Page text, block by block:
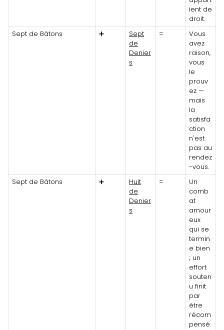
ient de
droit.
Sept de Bâtons
➕
Sept
de
Denier
s
=
Vous
avez
raison,
vous
le
prouv
ez —
mais
la
satisfa
ction
n'est
pas au
rendez
-vous.
Sept de Bâtons
➕
Huit
de
Denier
s
=
Un
comb
at
amour
eux
qui se
termin
e bien
; un
effort
souten
u finit
par
être
récom
pensé.